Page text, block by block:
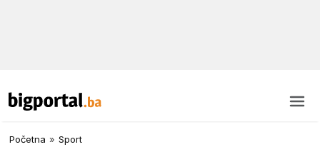
Početna » Sport